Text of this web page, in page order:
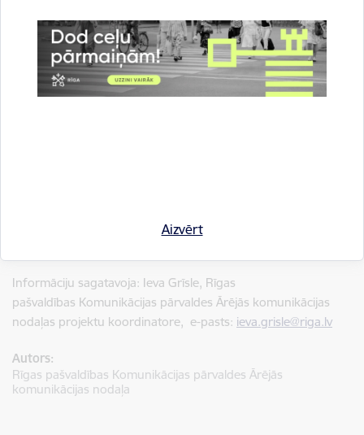
Aizvērt
pieturvietā ir atšķirīgi, ņemot vērā nojumes tipu, konkrētās
vietas esošā seguma veidu, kā arī elektrības pieslēguma veidu
– esošs vai jaunizbūvējams. Katrai pieturvietai tiek izstrādāts
atsevišķs projekts, kas arī veido vienas nojumes uzstādīšanas
izmaksas.
Pieturvietu nojumju ražotājs ir SIA “Palami”, uzstādītājs - SIA “Ļ
Informāciju sagatavoja: Ieva Grīsle, Rīgas
pašvaldības Komunikācijas pārvaldes Ārējās komunikācijas
nodaļas projektu koordinatore, e-pasts: ieva.grisle@riga.lv
Autors:
Rīgas pašvaldības Komunikācijas pārvaldes Ārējās
komunikācijas nodaļa